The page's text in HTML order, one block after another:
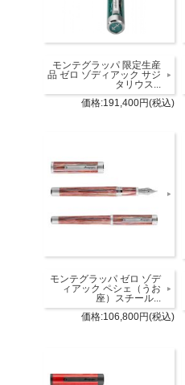
モンテグラッパ 限定生産
品 ゼロ ゾディアック サジ
タリウス...
価格:191,400円(税込)
モンテグラッパ ゼロ ゾデ
ィアック ペシェ（うお
座）スチール...
価格:106,800円(税込)